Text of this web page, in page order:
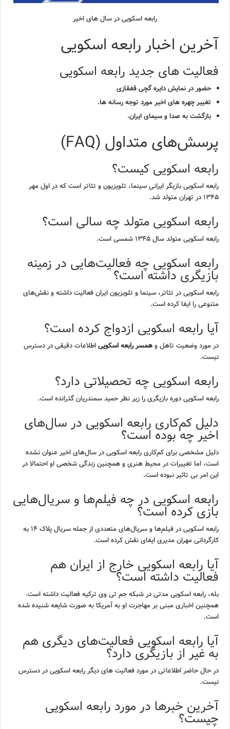
رابعه اسکویی در سال های اخیر
آخرین اخبار رابعه اسکویی
فعالیت های جدید رابعه اسکویی
حضور در نمایش دایره گچی قفقازی
تغییر چهره های اخیر مورد توجه رسانه ها.
بازگشت به صدا و سیمای ایران.
پرسش‌های متداول (FAQ)
رابعه اسکویی کیست؟
رابعه اسکویی بازیگر ایرانی سینما، تلویزیون و تئاتر است که در اول مهر
۱۳۴۵ در تهران متولد شد.
رابعه اسکویی متولد چه سالی است؟
رابعه اسکویی متولد سال ۱۳۴۵ شمسی است.
رابعه اسکویی چه فعالیت‌هایی در زمینه
بازیگری داشته است؟
رابعه اسکویی در تئاتر، سینما و تلویزیون ایران فعالیت داشته و نقش‌های
متنوعی را ایفا کرده است.
آیا رابعه اسکویی ازدواج کرده است؟
در مورد وضعیت تاهل وهمسر رابعه اسکوییاطلاعات دقیقی در دسترس
نیست.
رابعه اسکویی چه تحصیلاتی دارد؟
رابعه اسکویی دوره بازیگری را زیر نظر حمید سمندریان گذرانده است.
دلیل کم‌کاری رابعه اسکویی در سال‌های
اخیر چه بوده است؟
دلیل مشخصی برای کم‌کاری رابعه اسکویی در سال‌های اخیر عنوان نشده
است، اما تغییرات در محیط هنری و همچنین زندگی شخصی او احتمالا در
این امر بی تاثیر نبوده است.
رابعه اسکویی در چه فیلم‌ها و سریال‌هایی
بازی کرده است؟
رابعه اسکویی در فیلم‌ها و سریال‌های متعددی از جمله سریال پلاک ۱۴ به
کارگردانی مهران مدیری ایفای نقش کرده است.
آیا رابعه اسکویی خارج از ایران هم
فعالیت داشته است؟
بله، رابعه اسکویی مدتی در شبکه جم تی وی ترکیه فعالیت داشته است.
همچنین اخباری مبنی بر مهاجرت او به آمریکا به صورت شایعه شنیده شده
است.
آیا رابعه اسکویی فعالیت‌های دیگری هم
به غیر از بازیگری دارد؟
در حال حاضر اطلاعاتی در مورد فعالیت های دیگر رابعه اسکویی در دسترس
نیست.
آخرین خبرها در مورد رابعه اسکویی
چیست؟